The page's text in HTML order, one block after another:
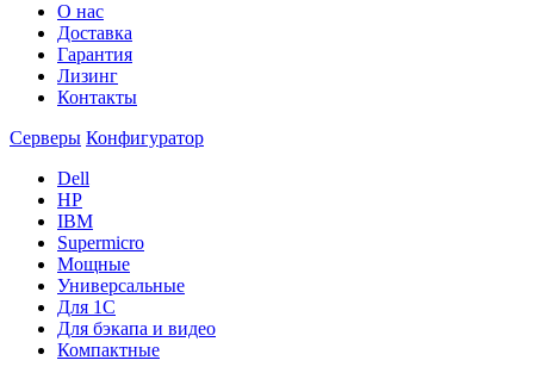
О нас
Доставка
Гарантия
Лизинг
Контакты
Серверы Конфигуратор
Dell
HP
IBM
Supermicro
Мощные
Универсальные
Для 1С
Для бэкапа и видео
Компактные